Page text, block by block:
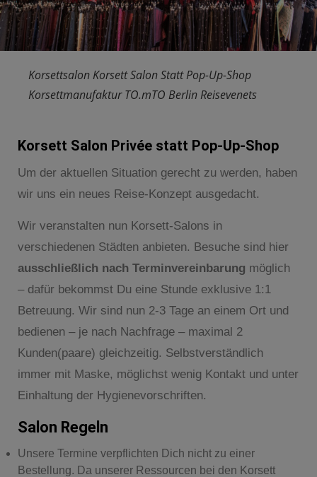
Korsettsalon Korsett Salon Statt Pop-Up-Shop
Korsettmanufaktur TO.mTO Berlin Reisevenets
Korsett Salon Privée statt Pop-Up-Shop
Um der aktuellen Situation gerecht zu werden, haben
wir uns ein neues Reise-Konzept ausgedacht.
Wir veranstalten nun Korsett-Salons in
verschiedenen Städten anbieten. Besuche sind hier
ausschließlich nach Terminvereinbarung möglich
– dafür bekommst Du eine Stunde exklusive 1:1
Betreuung. Wir sind nun 2-3 Tage an einem Ort und
bedienen – je nach Nachfrage – maximal 2
Kunden(paare) gleichzeitig. Selbstverständlich
immer mit Maske, möglichst wenig Kontakt und unter
Einhaltung der Hygienevorschriften.
Salon Regeln
Unsere Termine verpflichten Dich nicht zu einer
Bestellung. Da unserer Ressourcen bei den Korsett